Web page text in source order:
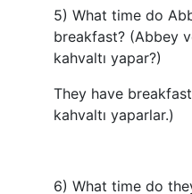
5) What time do
breakfast? (Abbey
kahvaltı yapar?)
They have breakfast
kahvaltı yaparlar.)
6) What time do